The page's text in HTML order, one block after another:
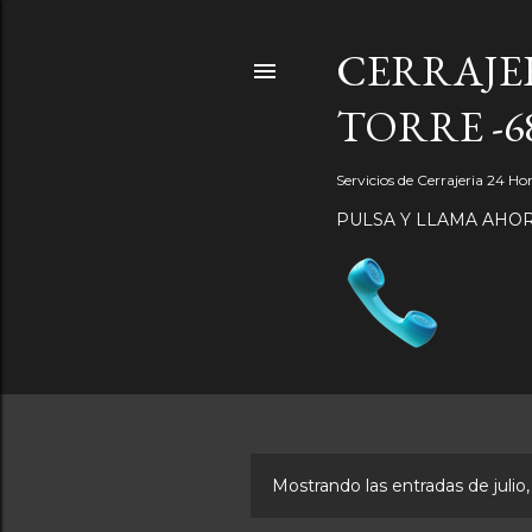
TORRE -
Servicios de Cerrajeria 24
PULSA Y LLAMA
Mostrando las entradas de